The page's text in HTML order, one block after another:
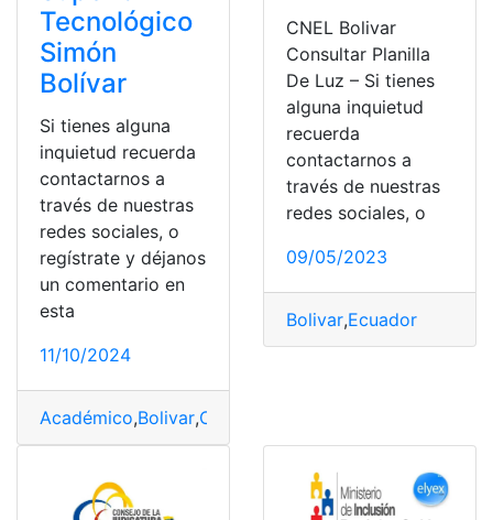
Tecnológico
Simón
Bolívar
Si tienes alguna
inquietud recuerda
contactarnos a
través de nuestras
redes sociales, o
regístrate y déjanos
un comentario en
esta
11/10/2024
Académico,Bolivar,Cronograma
CNEL Bolivar
Consultar Planilla
De Luz – Si tienes
alguna inquietud
recuerda
contactarnos a
través de nuestras
redes sociales, o
09/05/2023
Bolivar,Ecuador